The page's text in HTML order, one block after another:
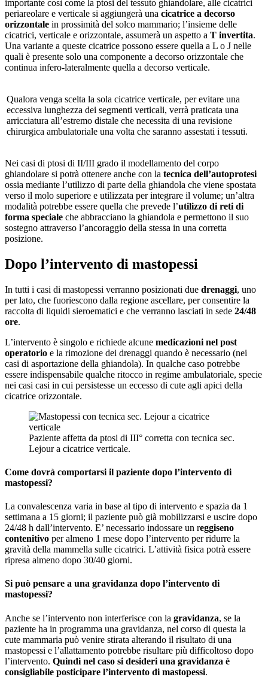
importante così come la ptosi del tessuto ghiandolare, alle cicatrici
periareolare e verticale si aggiungerà una cicatrice a decorso
orizzontale in prossimità del solco mammario; l’insieme delle
cicatrici, verticale e orizzontale, assumerà un aspetto a T invertita.
Una variante a queste cicatrice possono essere quella a L o J nelle
quali è presente solo una componente a decorso orizzontale che
continua infero-lateralmente quella a decorso verticale.
Qualora venga scelta la sola cicatrice verticale, per evitare una
eccessiva lunghezza dei segmenti verticali, verrà praticata una
arricciatura all’estremo distale che necessita di una revisione
chirurgica ambulatoriale una volta che saranno assestati i tessuti.
Nei casi di ptosi di II/III grado il modellamento del corpo
ghiandolare si potrà ottenere anche con la tecnica dell’autoprotesi
ossia mediante l’utilizzo di parte della ghiandola che viene spostata
verso il molo superiore e utilizzata per integrare il volume; un’altra
modalità potrebbe essere quella che prevede l’utilizzo di reti di
forma speciale che abbracciano la ghiandola e permettono il suo
sostegno attraverso l’ancoraggio della stessa in una corretta
posizione.
Dopo l’intervento di mastopessi
In tutti i casi di mastopessi verranno posizionati due drenaggi, uno
per lato, che fuoriescono dalla regione ascellare, per consentire la
raccolta di liquidi sieroematici e che verranno lasciati in sede 24/48
ore.
L’intervento è singolo e richiede alcune medicazioni nel post
operatorio e la rimozione dei drenaggi quando è necessario (nei
casi di asportazione della ghiandola). In qualche caso potrebbe
essere indispensabile qualche ritocco in regime ambulatoriale, specie
nei casi casi in cui persistesse un eccesso di cute agli apici della
cicatrice orizzontale.
Paziente affetta da ptosi di III° corretta con tecnica sec.
Lejour a cicatrice verticale.
Come dovrà comportarsi il paziente dopo l’intervento di
mastopessi?
La convalescenza varia in base al tipo di intervento e spazia da 1
settimana a 15 giorni; il paziente può già mobilizzarsi e uscire dopo
24/48 h dall’intervento. E’ necessario indossare un reggiseno
contenitivo per almeno 1 mese dopo l’intervento per ridurre la
gravità della mammella sulle cicatrici. L’attività fisica potrà essere
ripresa almeno dopo 30/40 giorni.
Si può pensare a una gravidanza dopo l’intervento di
mastopessi?
Anche se l’intervento non interferisce con la gravidanza, se la
paziente ha in programma una gravidanza, nel corso di questa la
cute mammaria può venire stirata alterando il risultato di una
mastopessi e l’allattamento potrebbe risultare più difficoltoso dopo
l’intervento. Quindi nel caso si desideri una gravidanza è
consigliabile posticipare l’intervento di mastopessi.